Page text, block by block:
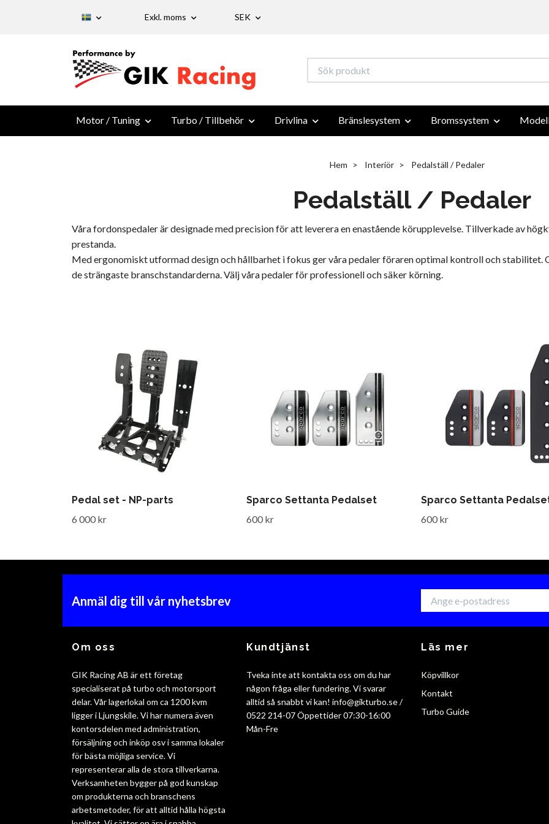
Exkl. moms SEK
Motor / Tuning Turbo / Tillbehör Drivlina Bränslesystem Bromssystem
Hem Interiör Pedalställ / Pedaler
Pedalställ / Pedaler
Våra fordonspedaler är designade med precision för att leverera en enastående körupplevelse. Tillverkade av
prestanda.
Med ergonomiskt utformad design och hållbarhet i fokus ger våra pedaler föraren optimal kontroll och
de strängaste branschstandarderna. Välj våra pedaler för professionell och säker körning.
Pedal set - NP-parts
6 000 kr
Sparco Settanta Pedalset
600 kr
Sparco Settanta
600 kr
Anmäl dig till vår nyhetsbrev
Om oss
GIK Racing AB är ett företag
specialiserat på turbo och motorsport
delar. Vår lagerlokal om ca 1200 kvm
ligger i Ljungskile. Vi har numera även
kontorsdelen med administration,
försäljning och inköp osv i samma lokaler
för bästa möjliga service. Vi
representerar alla de stora tillverkarna.
Verksamheten bygger på god kunskap
om produkterna och branschens
arbetsmetoder, för att alltid hålla högsta
Kundtjänst
Tveka inte att kontakta oss om du har
någon fråga eller fundering. Vi svarar
alltid så snabbt vi kan! info@gikturbo.se/
0522 214-07 Öppettider 07:30-16:00
Mån-Fre
Läs mer
Köpvillkor
Kontakt
Turbo Guide